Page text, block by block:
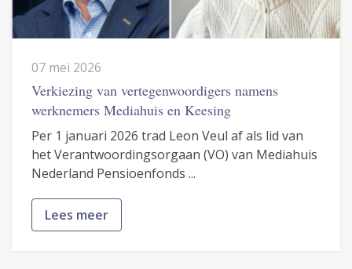
07 mei 2026
Verkiezing van vertegenwoordigers namens
werknemers Mediahuis en Keesing
Per 1 januari 2026 trad Leon Veul af als lid van
het Verantwoordingsorgaan (VO) van Mediahuis
Nederland Pensioenfonds ...
Lees meer